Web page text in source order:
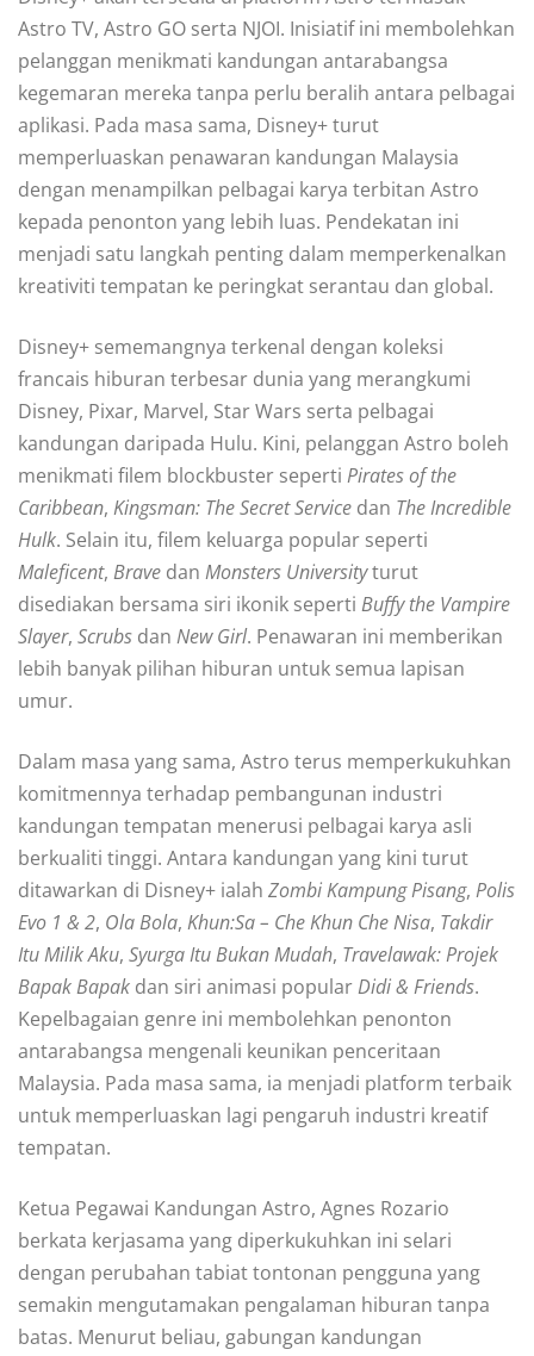
Astro TV, Astro GO serta NJOI. Inisiatif ini membolehkan
pelanggan menikmati kandungan antarabangsa
kegemaran mereka tanpa perlu beralih antara pelbagai
aplikasi. Pada masa sama, Disney+ turut
memperluaskan penawaran kandungan Malaysia
dengan menampilkan pelbagai karya terbitan Astro
kepada penonton yang lebih luas. Pendekatan ini
menjadi satu langkah penting dalam memperkenalkan
kreativiti tempatan ke peringkat serantau dan global.
Disney+ sememangnya terkenal dengan koleksi
francais hiburan terbesar dunia yang merangkumi
Disney, Pixar, Marvel, Star Wars serta pelbagai
kandungan daripada Hulu. Kini, pelanggan Astro boleh
menikmati filem blockbuster seperti Pirates of the
Caribbean, Kingsman: The Secret Service dan The Incredible
Hulk. Selain itu, filem keluarga popular seperti
Maleficent, Brave dan Monsters Universityturut
disediakan bersama siri ikonik seperti Buffy the Vampire
Slayer, Scrubs dan New Girl. Penawaran ini memberikan
lebih banyak pilihan hiburan untuk semua lapisan
umur.
Dalam masa yang sama, Astro terus memperkukuhkan
komitmennya terhadap pembangunan industri
kandungan tempatan menerusi pelbagai karya asli
berkualiti tinggi. Antara kandungan yang kini turut
ditawarkan di Disney+ ialah Zombi Kampung Pisang, Polis
Evo 1 & 2, Ola Bola, Khun:Sa – Che Khun Che Nisa, Takdir
Itu Milik Aku, Syurga Itu Bukan Mudah, Travelawak: Projek
Bapak Bapak dan siri animasi popularDidi & Friends.
Kepelbagaian genre ini membolehkan penonton
antarabangsa mengenali keunikan penceritaan
Malaysia. Pada masa sama, ia menjadi platform terbaik
untuk memperluaskan lagi pengaruh industri kreatif
tempatan.
Ketua Pegawai Kandungan Astro, Agnes Rozario
berkata kerjasama yang diperkukuhkan ini selari
dengan perubahan tabiat tontonan pengguna yang
semakin mengutamakan pengalaman hiburan tanpa
batas. Menurut beliau, gabungan kandungan